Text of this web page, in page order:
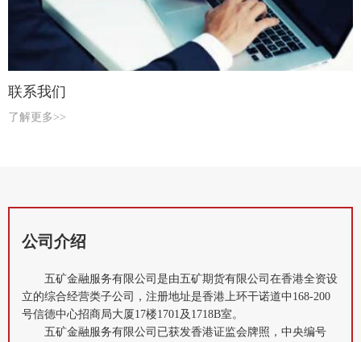
联系我们
了解更多>>
公司介绍
五矿金融服务有限公司是由五矿期货有限公司在香港全资设
立的综合经营类子公司，注册地址是香港上环干诺道中168-200
号信德中心招商局大厦17楼1701及1718B室。
五矿金融服务有限公司已获发香港证监会牌照，中央编号